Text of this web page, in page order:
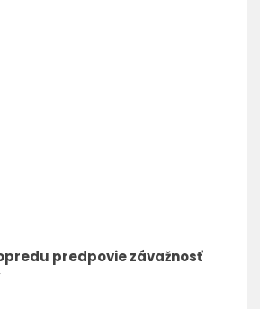
predpovie závažnosť